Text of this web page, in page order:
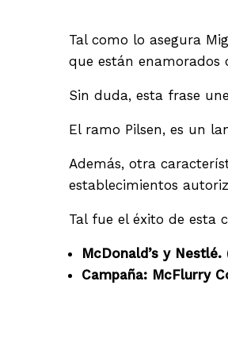
Tal como lo asegura
que están
Sin duda, esta frase
El ramo Pilsen, es un
Además, otra
establecimientos
Tal fue el éxito de esta
McDonald’s y Nestlé.
Campaña: McFlurry